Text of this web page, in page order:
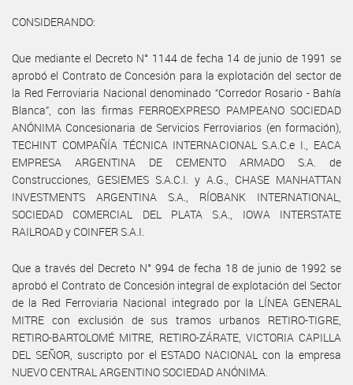
CONSIDERANDO:
Que mediante el Decreto N° 1144 de fecha 14 de junio de 1991 se
aprobó el Contrato de Concesión para la explotación del sector de
la Red Ferroviaria Nacional denominado “Corredor Rosario - Bahía
Blanca”, con las firmas FERROEXPRESO PAMPEANO SOCIEDAD
ANÓNIMA Concesionaria de Servicios Ferroviarios (en formación),
TECHINT COMPAÑÍA TÉCNICA INTERNACIONAL S.A.C.e I., EACA
EMPRESA ARGENTINA DE CEMENTO ARMADO S.A. de
Construcciones, GESIEMES S.A.C.I. y A.G., CHASE MANHATTAN
INVESTMENTS ARGENTINA S.A., RÍOBANK INTERNATIONAL,
SOCIEDAD COMERCIAL DEL PLATA S.A., IOWA INTERSTATE
RAILROAD y COINFER S.A.I.
Que a través del Decreto N° 994 de fecha 18 de junio de 1992 se
aprobó el Contrato de Concesión integral de explotación del Sector
de la Red Ferroviaria Nacional integrado por la LÍNEA GENERAL
MITRE con exclusión de sus tramos urbanos RETIRO-TIGRE,
RETIRO-BARTOLOMÉ MITRE, RETIRO-ZÁRATE, VICTORIA CAPILLA
DEL SEÑOR, suscripto por el ESTADO NACIONAL con la empresa
NUEVO CENTRAL ARGENTINO SOCIEDAD ANÓNIMA.